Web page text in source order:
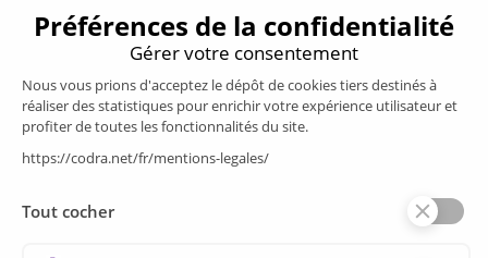
Supervision/SCADA
Suivi énergie
MES